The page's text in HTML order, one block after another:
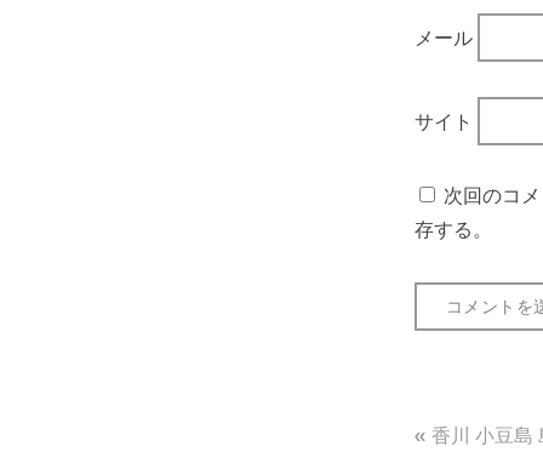
メール
サイト
次回のコ
存する。
投
香川 小豆島